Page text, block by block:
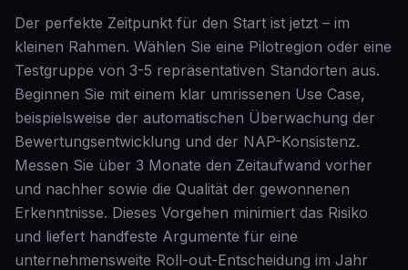
Der perfekte Zeitpunkt für den Start ist jetzt – im
kleinen Rahmen. Wählen Sie eine Pilotregion oder eine
Testgruppe von 3-5 repräsentativen Standorten aus.
Beginnen Sie mit einem klar umrissenen Use Case,
beispielsweise der automatischen Überwachung der
Bewertungsentwicklung und der NAP-Konsistenz.
Messen Sie über 3 Monate den Zeitaufwand vorher
und nachher sowie die Qualität der gewonnenen
Erkenntnisse. Dieses Vorgehen minimiert das Risiko
und liefert handfeste Argumente für eine
unternehmensweite Roll-out-Entscheidung im Jahr